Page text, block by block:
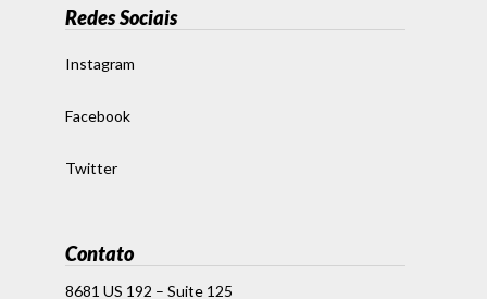
Redes Sociais
Instagram
Facebook
Twitter
Contato
8681 US 192 – Suite 125